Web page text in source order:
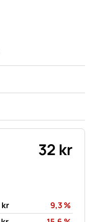
32 kr
kr 9,3%